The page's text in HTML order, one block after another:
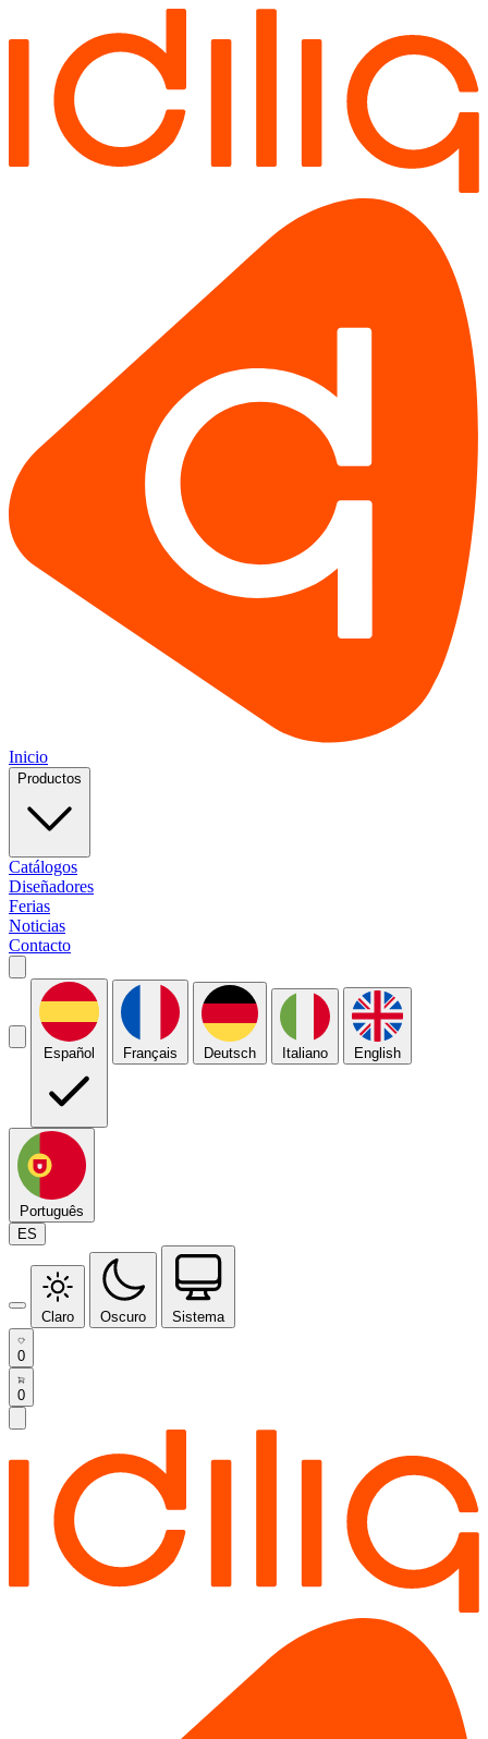
Inicio
Productos
Catálogos
Diseñadores
Ferias
Noticias
Contacto
Español Français Deutsch Italiano English
Português
ES
Claro Oscuro Sistema
0
0